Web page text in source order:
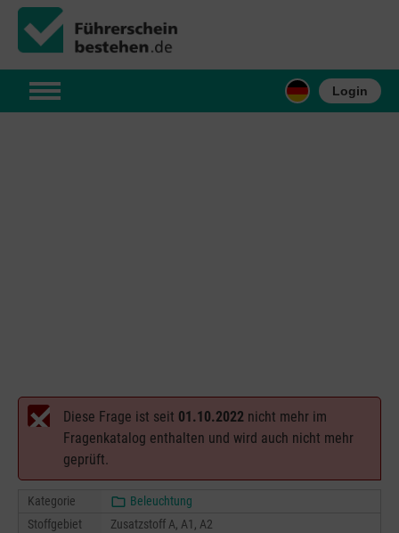
Login
Diese Frage ist seit 01.10.2022 nicht mehr im
Fragenkatalog enthalten und wird auch nicht mehr
geprüft.
Kategorie
Beleuchtung
Stoffgebiet
Zusatzstoff A, A1, A2